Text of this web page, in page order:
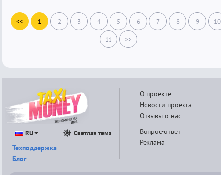
<< 1 2 3 4 5 6 7 8 9 10
11 >>
О проекте
Новости проекта
Отзывы о нас
Вопрос-ответ
Реклама
RU Светлая тема
Техподдержка
Блог